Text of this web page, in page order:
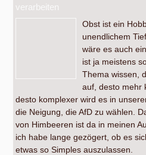
verarbeiten
Obst ist ein
unendlichem
wäre es auch
ist ja meistens
Thema wissen,
auf, desto mehr
desto komplexer wird es in
die Neigung, die AfD zu wählen.
von Himbeeren ist da in meinen
ich habe lange gezögert, ob es
etwas so Simples auszulassen.